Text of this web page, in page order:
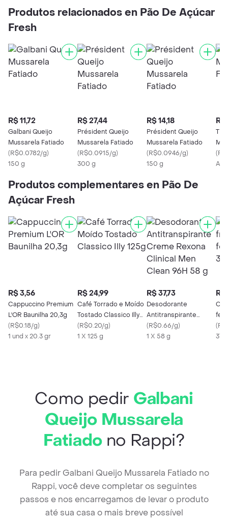
Produtos relacionados en Pão De Açúcar
Fresh
R$ 11,72
Galbani Queijo
Mussarela Fatiado
(R$0.0782/g)
150 g
R$ 27,44
Président Queijo
Mussarela Fatiado
(R$0.0915/g)
300 g
R$ 14,18
Président Queijo
Mussarela Fatiado
(R$0.0946/g)
150 g
R$
(
Produtos complementares en Pão De
Açúcar Fresh
R$ 3,56
Cappuccino Premium
L'OR Baunilha 20,3g
(R$0.18/g)
1 und x 20.3 gr
R$ 24,99
Café Torrado e Moído
Tostado Classico Illy
125g
(R$0.20/g)
1 X 125 g
R$ 37,73
Desodorante
Antitranspirante
Creme Rexona Clinical
Men Clean 96H 58 g
(R$0.66/g)
1 X 58 g
R$
(
Como pedir Galbani
Queijo Mussarela
Fatiadono Rappi?
Para pedir Galbani Queijo Mussarela Fatiado no
Rappi, você deve completar os seguintes
passos e nos encarregamos de levar o produto
até sua casa o mais breve possível